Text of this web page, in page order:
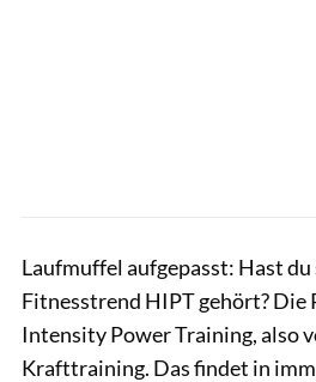
Laufmuffel aufgepasst: Hast du
Fitnesstrend HIPT gehört? Die
Intensity Power Training, also
Krafttraining. Das findet in